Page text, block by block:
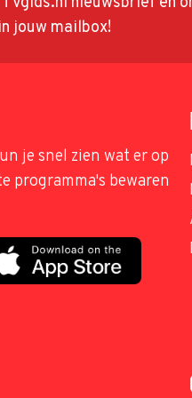
jouw mailbox!
je snel zien wat er op
programma's bewaren